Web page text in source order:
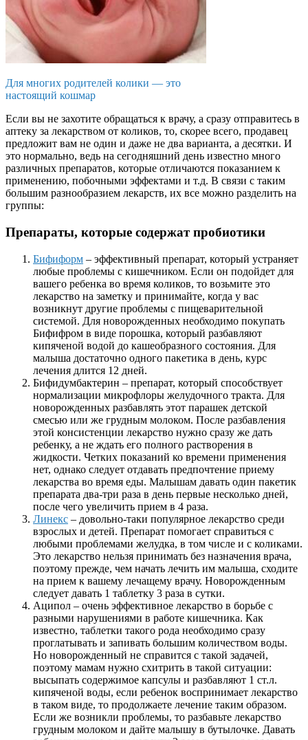
Для многих родителей колики — это
настоящий кошмар
Если вы не захотите обращаться к врачу, а сразу отправитесь в
аптеку за лекарством от коликов, то, скорее всего, продавец
предложит вам не один и даже не два варианта, а десятки. И
это нормально, ведь на сегодняшний день известно много
различных препаратов, которые отличаются показанием к
применению, побочными эффектами и т.д. В связи с таким
большим разнообразием лекарств, их все можно разделить на
группы:
Препараты, которые содержат пробиотики
Бифиформ – эффективный препарат, который устраняет
любые проблемы с кишечником. Если он подойдет для
вашего ребенка во время коликов, то возьмите это
лекарство на заметку и принимайте, когда у вас
возникнут другие проблемы с пищеварительной
системой. Для новорожденных необходимо покупать
Бифифром в виде порошка, который разбавляют
кипяченой водой до кашеобразного состояния. Для
малыша достаточно одного пакетика в день, курс
лечения длится 12 дней.
Бифидумбактерин – препарат, который способствует
нормализации микрофлоры желудочного тракта. Для
новорожденных разбавлять этот парашек детской
смесью или же грудным молоком. После разбавления
этой консистенции лекарство нужно сразу же дать
ребенку, а не ждать его полного растворения в
жидкости. Четких показаний ко времени применения
нет, однако следует отдавать предпочтение приему
лекарства во время еды. Малышам давать один пакетик
препарата два-три раза в день первые несколько дней,
после чего увеличить прием в 4 раза.
Линекс – довольно-таки популярное лекарство среди
взрослых и детей. Препарат помогает справиться с
любыми проблемами желудка, в том числе и с коликами.
Это лекарство нельзя принимать без назначения врача,
поэтому прежде, чем начать лечить им малыша, сходите
на прием к вашему лечащему врачу. Новорожденным
следует давать 1 таблетку 3 раза в сутки.
Аципол – очень эффективное лекарство в борьбе с
разными нарушениями в работе кишечника. Как
известно, таблетки такого рода необходимо сразу
проглатывать и запивать большим количеством воды.
Но новорожденный не справится с такой задачей,
поэтому мамам нужно схитрить в такой ситуации:
высыпать содержимое капсулы и разбавляют 1 ст.л.
кипяченой воды, если ребенок воспринимает лекарство
в таком виде, то продолжаете лечение таким образом.
Если же возникли проблемы, то разбавьте лекарство
грудным молоком и дайте малышу в бутылочке. Давать